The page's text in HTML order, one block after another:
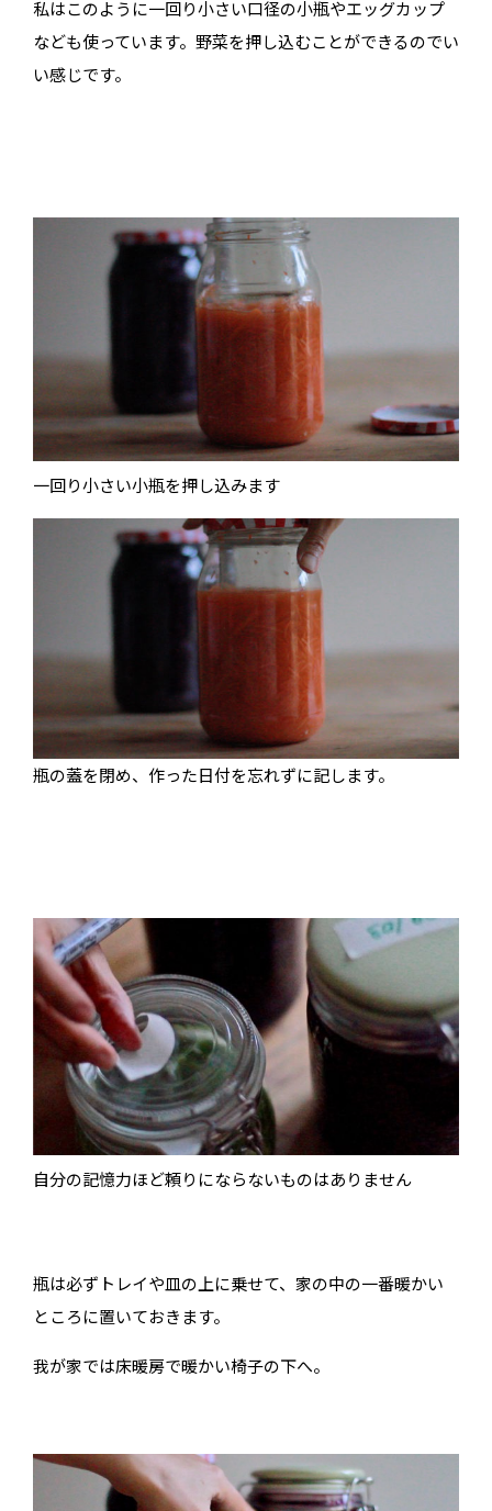
私はこのように一回り小さい口径の小瓶やエッグカップ
なども使っています。野菜を押し込むことができるのでい
い感じです。
一回り小さい小瓶を押し込みます
瓶の蓋を閉め、作った日付を忘れずに記します。
自分の記憶力ほど頼りにならないものはありません
瓶は必ずトレイや皿の上に乗せて、家の中の一番暖かい
ところに置いておきます。
我が家では床暖房で暖かい椅子の下へ。